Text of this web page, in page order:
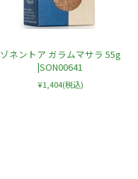
ゾネントア ガラムマサラ 55g
|SON00641
¥1,404(税込)